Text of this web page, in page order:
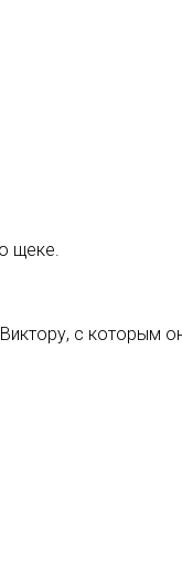
щеке.
с которым